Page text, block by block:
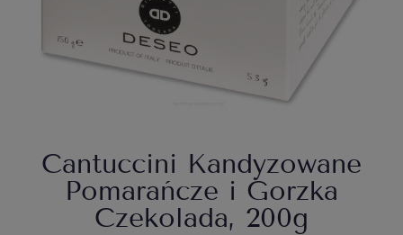
Cantuccini Kandyzowane
Pomarańcze i Gorzka
Czekolada, 200g